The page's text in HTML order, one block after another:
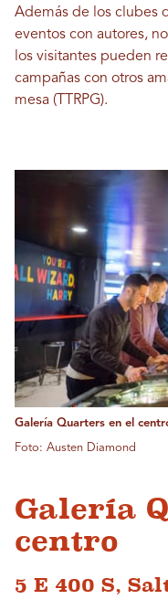
Además de los clubes
eventos con autores,
los visitantes pueden
campañas con otros
mesa (TTRPG).
Galería Quarters en el
Foto: Austen Diamond
Galería
centro
5 E 400 S,